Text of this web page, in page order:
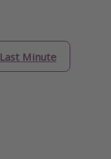
Last Minute